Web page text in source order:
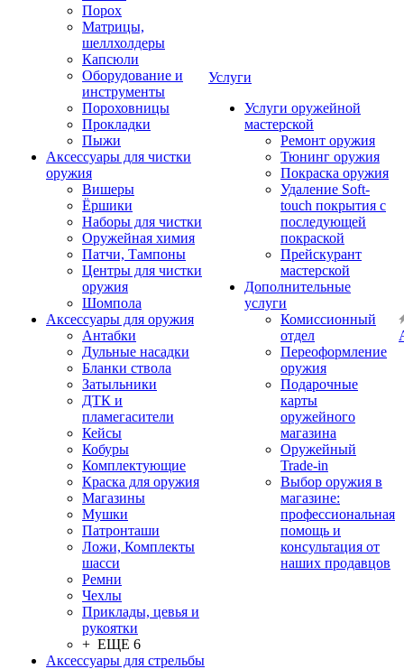
Порох
Матрицы,
шеллхолдеры
Капсюли
Оборудование и
инструменты
Пороховницы
Прокладки
Пыжи
Аксессуары для чистки
оружия
Вишеры
Ёршики
Наборы для чистки
Оружейная химия
Патчи, Тампоны
Центры для чистки
оружия
Шомпола
Аксессуары для оружия
Антабки
Дульные насадки
Бланки ствола
Затыльники
ДТК и
пламегасители
Кейсы
Кобуры
Комплектующие
Краска для оружия
Магазины
Мушки
Патронташи
Ложи, Комплекты
шасси
Ремни
Чехлы
Приклады, цевья и
рукоятки
+ ЕЩЕ 6
Аксессуары для стрельбы
Услуги
Услуги оружейной
мастерской
Ремонт оружия
Тюнинг оружия
Покраска оружия
Удаление Soft-
touch покрытия с
последующей
покраской
Прейскурант
мастерской
Дополнительные
услуги
Комиссионный
отдел
Переоформление
оружия
Подарочные
карты
оружейного
магазина
Оружейный
Trade-in
Выбор оружия в
магазине:
профессиональная
помощь и
консультация от
наших продавцов